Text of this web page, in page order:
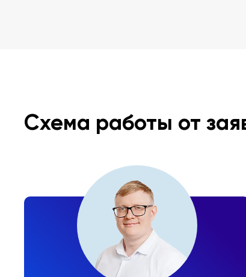
Схема работы от